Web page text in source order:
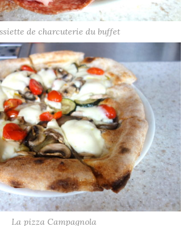
de charcuterie du buffet
La pizza Campagnola